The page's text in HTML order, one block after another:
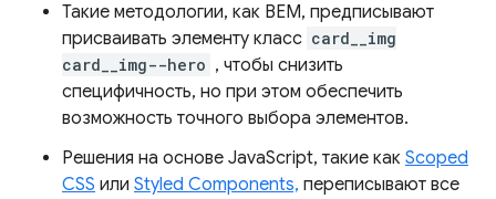
Такие методологии, как BEM, предписывают
присваивать элементу класс card__img
card__img--hero , чтобы снизить
специфичность, но при этом обеспечить
возможность точного выбора элементов.
Решения на основе JavaScript, такие как Scoped
CSS или Styled Components, переписывают все